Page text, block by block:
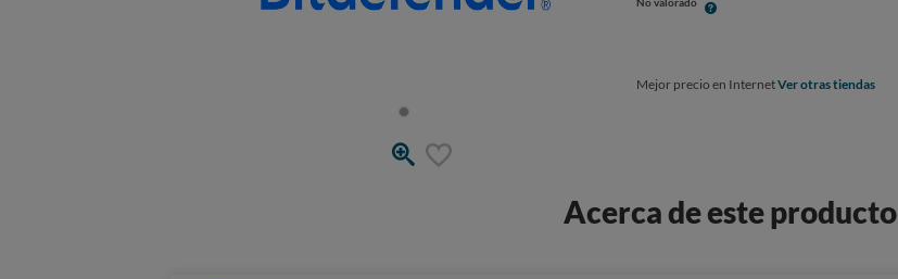
Mejor precio en InternetVer otras tiendas
Acerca de este producto